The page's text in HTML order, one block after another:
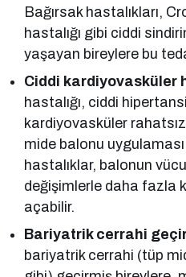
Bağırsak hastalıkları,
hastalığı gibi ciddi
yaşayan bireylere bu
Ciddi kardiyovasküler
hastalığı, ciddi
kardiyovasküler
mide balonu
hastalıklar, balonun
değişimlerle daha fazla
açabilir.
Bariyatrik cerrahi
bariyatrik cerrahi (tüp